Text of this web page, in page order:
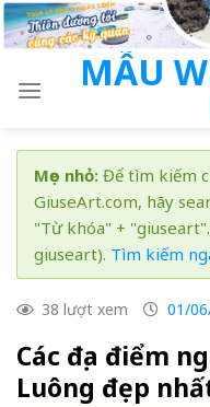
Skip
to
MẪU
Mẹo nhỏ: Để tìm kiếm
GiuseArt.com, hãy
"Từ khóa" + "giuseart".
giuseart). Tìm kiếm
38 lượt xem 01/
Các địa điểm
Luông đẹp